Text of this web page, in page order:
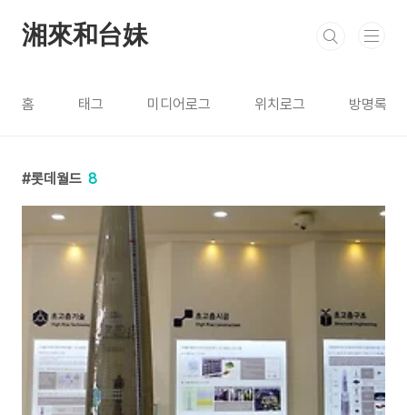
湘來和台妹
홈 태그 미디어로그 위치로그 방명록
롯데월드 8